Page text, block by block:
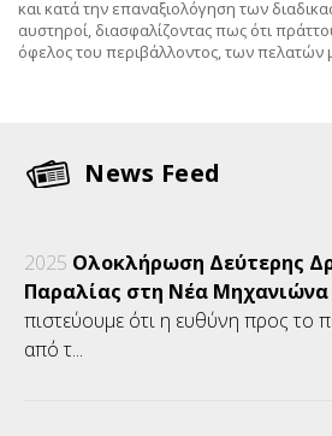
και κατά την επαναξιολόγηση των
αυστηροί, διασφαλίζοντας πως ότι
όφελος του περιβάλλοντος, των πελατών
News Feed
2025 Ολοκλήρωση Δεύτερης
Παραλίας στη Νέα Μηχανιώνα
πιστεύουμε ότι η ευθύνη προς το
από τ...